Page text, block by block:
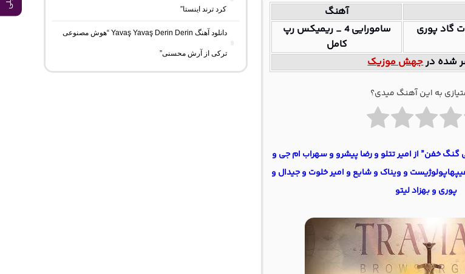
آهنگ
گاد پوری
سامورایی 4 _ ریمیکس رپ
کامل
شده درجهش موزیک
به این آهنگ میدی؟
خفن” از امیر تتلو و رضا پیشرو و سهراب ام جی و
و ویناک و شایع و امیر خلوت و جیدال و
پوری و بهزاد لیتو
کرد ترند اینستا”
دانلود آهنگ Yavaş Yavaş Derin Derin “هوش مصنوعی
ترکی از آرش محسنی”